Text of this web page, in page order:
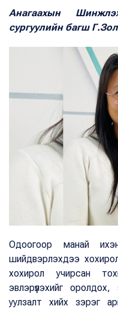
Анагаахын
сургуулийн багш
Одоогоор манай
шийдвэрлэхдээ
хохирол учирсан
эвлэрүүлэхийг
уулзалт хийх зэрэг